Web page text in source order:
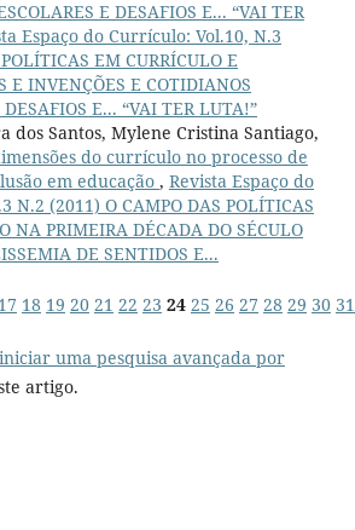
E DESAFIOS E... “VAI TER
Espaço do Currículo: Vol.10, N.3
EM CURRÍCULO E
E INVENÇÕES E COTIDIANOS
DESAFIOS E... “VAI TER LUTA!”
dos Santos, Mylene Cristina Santiago,
do currículo no processo de
em educação , Revista Espaço do
N.2 (2011) O CAMPO DAS POLÍTICAS
NA PRIMEIRA DÉCADA DO SÉCULO
DE SENTIDOS E...
17 18 19 20 21 22 23 24 25 26 27 28 29 30 31
iniciar uma pesquisa avançada por
artigo.